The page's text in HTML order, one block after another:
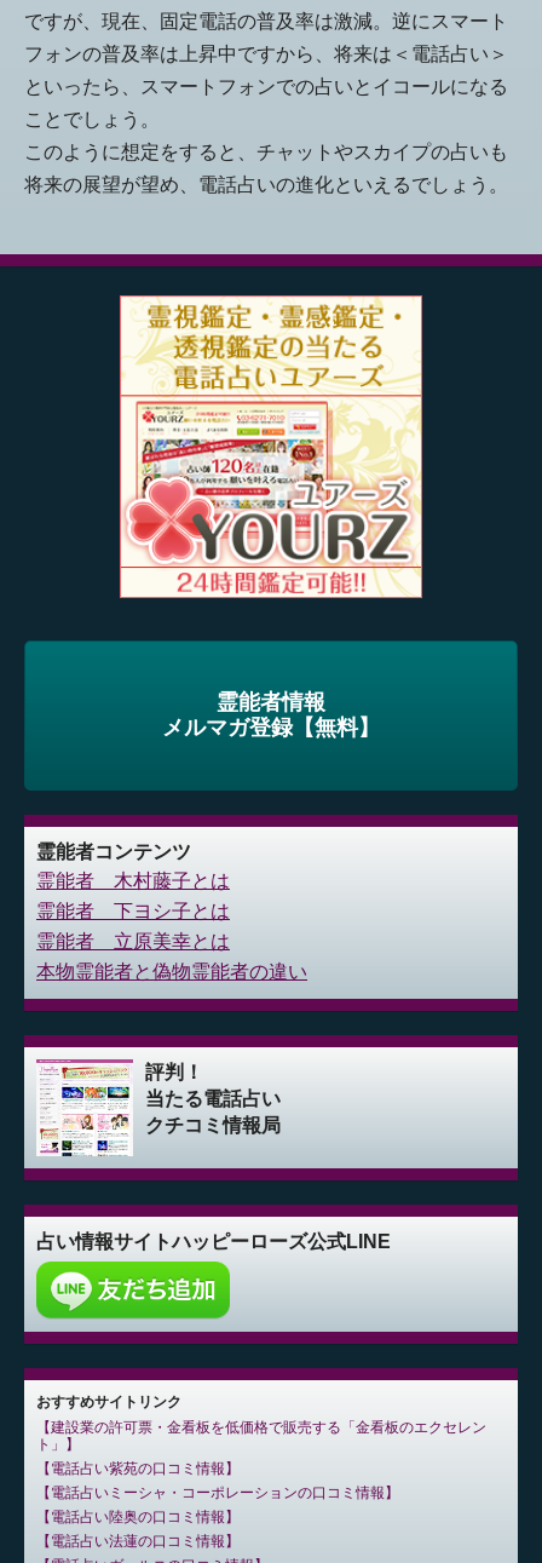
ですが、現在、固定電話の普及率は激減。逆にスマート
フォンの普及率は上昇中ですから、将来は＜電話占い＞
といったら、スマートフォンでの占いとイコールになる
ことでしょう。
このように想定をすると、チャットやスカイプの占いも
将来の展望が望め、電話占いの進化といえるでしょう。
霊能者情報
メルマガ登録【無料】
霊能者コンテンツ
霊能者 木村藤子とは
霊能者 下ヨシ子とは
霊能者 立原美幸とは
本物霊能者と偽物霊能者の違い
評判！
当たる電話占い
クチコミ情報局
占い情報サイトハッピーローズ公式LINE
おすすめサイトリンク
建設業の許可票・金看板を低価格で販売する「金看板のエクセレン
ト」
電話占い紫苑の口コミ情報
電話占いミーシャ・コーポレーションの口コミ情報
電話占い陸奥の口コミ情報
電話占い法蓮の口コミ情報